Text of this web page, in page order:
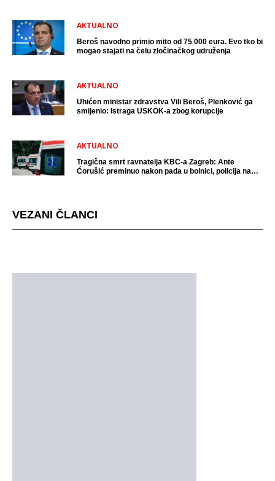
AKTUALNO
Beroš navodno primio mito od 75 000 eura. Evo tko bi
mogao stajati na čelu zločinačkog udruženja
AKTUALNO
Uhićen ministar zdravstva Vili Beroš, Plenković ga
smijenio: Istraga USKOK-a zbog korupcije
AKTUALNO
Tragična smrt ravnatelja KBC-a Zagreb: Ante
Ćorušić preminuo nakon pada u bolnici, policija na
VEZANI ČLANCI